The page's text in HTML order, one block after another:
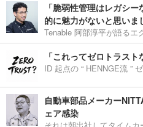
「脆弱性管理はレガシ
的に魅力がないと思いま
Tenable 阿部淳平が語るエ
「これってゼロトラス
ID 起点の “ HENNGE流 ”
自動車部品メーカー
ェア感染